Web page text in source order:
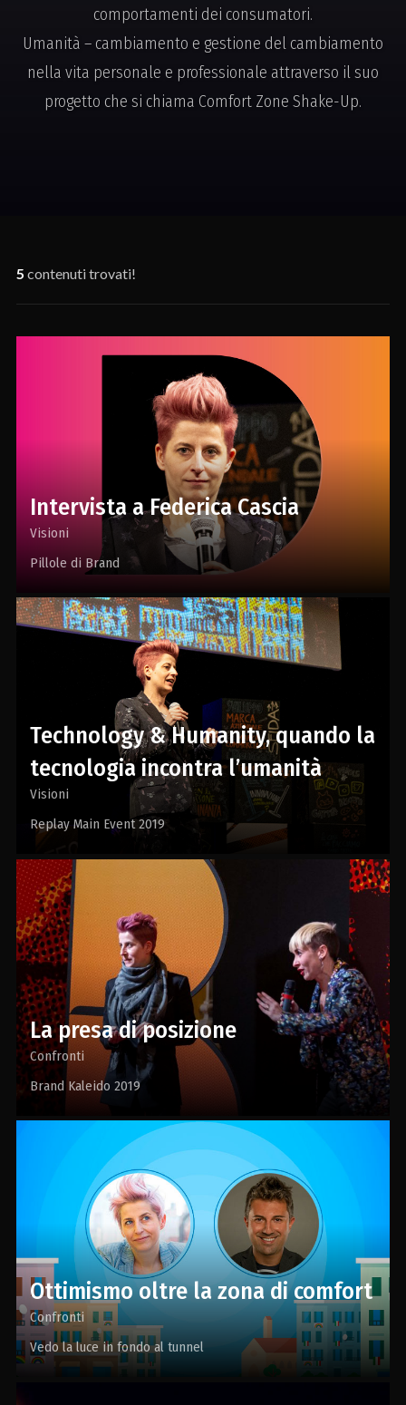
comportamenti dei consumatori.
Umanità – cambiamento e gestione del cambiamento
nella vita personale e professionale attraverso il suo
progetto che si chiama Comfort Zone Shake-Up.
5 contenuti trovati!
Intervista a Federica Cascia
Visioni
Pillole di Brand
Technology & Humanity, quando la
tecnologia incontra l’umanità
Visioni
Replay Main Event 2019
La presa di posizione
Confronti
Brand Kaleido 2019
Ottimismo oltre la zona di comfort
Confronti
Vedo la luce in fondo al tunnel